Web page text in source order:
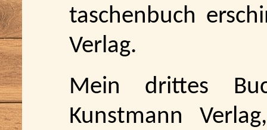
taschenbuch
Verlag.
Mein drittes
Kunstmann